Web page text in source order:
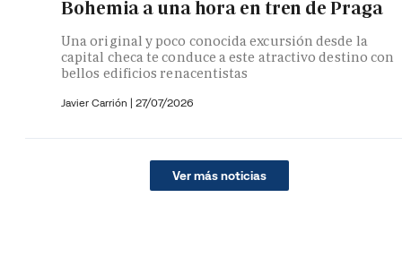
Bohemia a una hora en tren de Praga
Una original y poco conocida excursión desde la
capital checa te conduce a este atractivo destino con
bellos edificios renacentistas
Javier Carrión | 27/07/2026
Ver más noticias